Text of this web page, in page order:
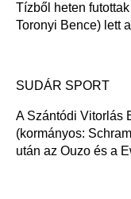
Tízből heten
Toronyi Bence) lett
SUDÁR SPORT
A Szántódi Vitorlás
(kormányos:
után az Ouzo és a